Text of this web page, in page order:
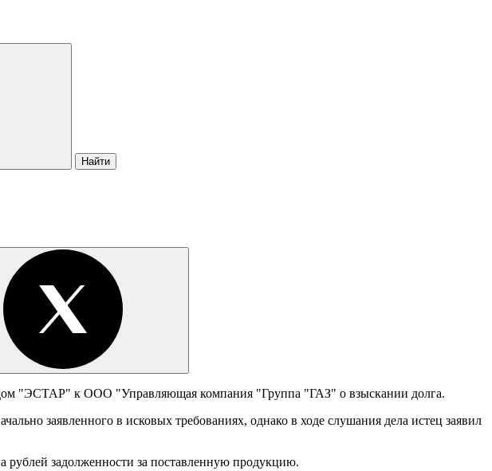
Найти
"ЭСТАР" к ООО "Управляющая компания "Группа "ГАЗ" о взыскании долга.
заявленного в исковых требованиях, однако в ходе слушания дела истец заявил
задолженности за поставленную продукцию.